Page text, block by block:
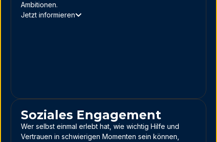
Ambitionen.
Jetzt informieren
Soziales Engagement
Wer selbst einmal erlebt hat, wie wichtig Hilfe und
Vertrauen in schwierigen Momenten sein können,